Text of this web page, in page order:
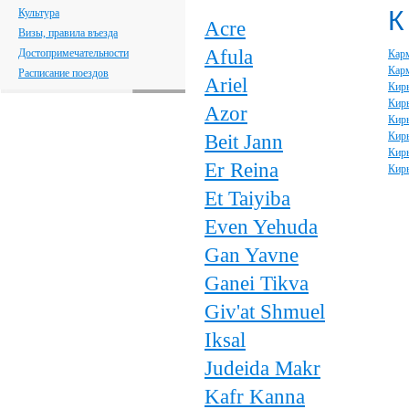
Культура
Визы, правила въезда
Достопримечательности
Расписание поездов
Acre
Afula
Ariel
Azor
Beit Jann
Er Reina
Et Taiyiba
Even Yehuda
Gan Yavne
Ganei Tikva
Giv'at Shmuel
Iksal
Judeida Makr
Kafr Kanna
К